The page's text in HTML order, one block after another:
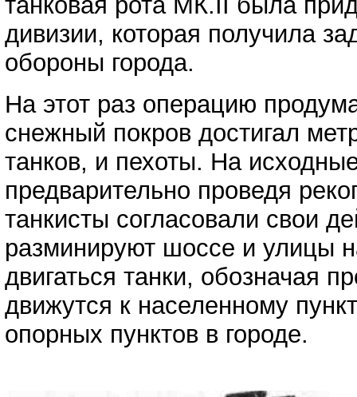
дивизии, которая получила
обороны города.
На этот раз операцию
снежный покров достигал
танков, и пехоты. На
предварительно проведя
танкисты согласовали свои
разминируют шоссе и улицы
двигаться танки, обозначая
движутся к населенному
опорных пунктов в городе.